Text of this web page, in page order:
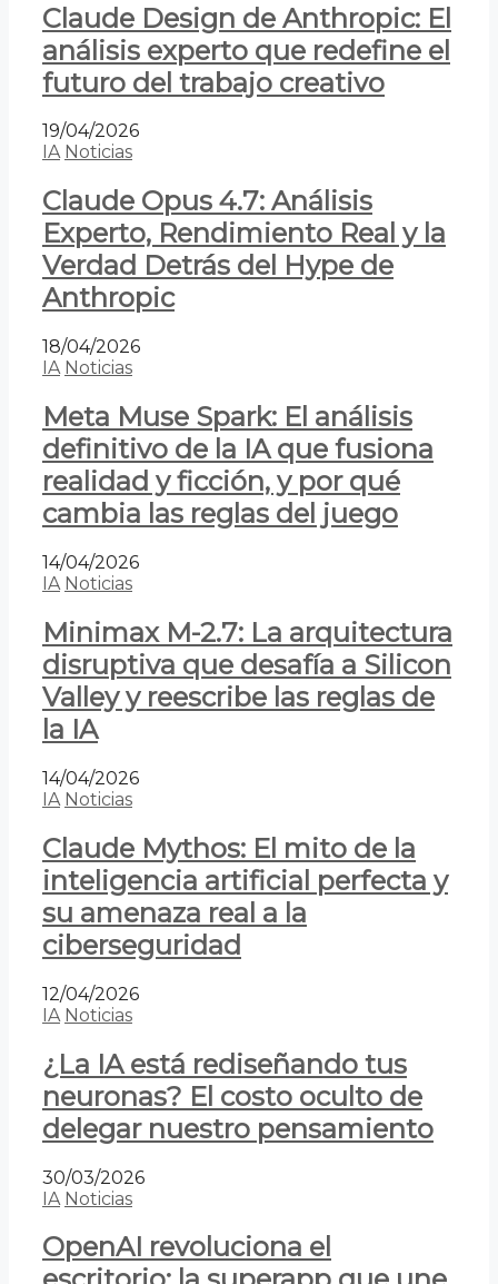
Claude Design de Anthropic: El
análisis experto que redefine el
futuro del trabajo creativo
19/04/2026
IA Noticias
Claude Opus 4.7: Análisis
Experto, Rendimiento Real y la
Verdad Detrás del Hype de
Anthropic
18/04/2026
IA Noticias
Meta Muse Spark: El análisis
definitivo de la IA que fusiona
realidad y ficción, y por qué
cambia las reglas del juego
14/04/2026
IA Noticias
Minimax M-2.7: La arquitectura
disruptiva que desafía a Silicon
Valley y reescribe las reglas de
la IA
14/04/2026
IA Noticias
Claude Mythos: El mito de la
inteligencia artificial perfecta y
su amenaza real a la
ciberseguridad
12/04/2026
IA Noticias
¿La IA está rediseñando tus
neuronas? El costo oculto de
delegar nuestro pensamiento
30/03/2026
IA Noticias
OpenAI revoluciona el